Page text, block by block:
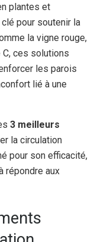
plantes et
pour soutenir la
la vigne rouge,
ces solutions
les parois
lié à une
3 meilleurs
la circulation
pour son efficacité,
répondre aux